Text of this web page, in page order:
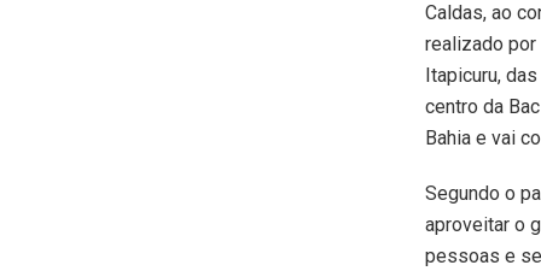
Caldas, ao
realizado por
Itapicuru,
centro da
Bahia e vai
Segundo o
aproveitar o
pessoas e